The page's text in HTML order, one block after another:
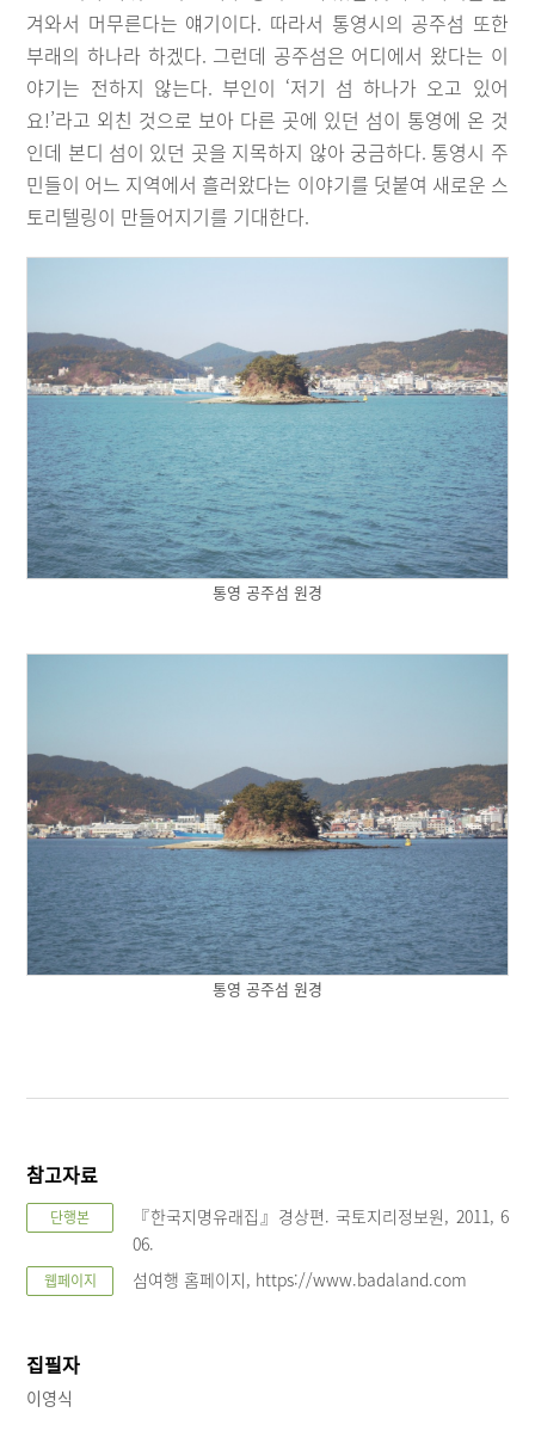
겨와서 머무른다는 얘기이다. 따라서 통영시의 공주섬 또한
부래의 하나라 하겠다. 그런데 공주섬은 어디에서 왔다는 이
야기는 전하지 않는다. 부인이 ‘저기 섬 하나가 오고 있어
요!’라고 외친 것으로 보아 다른 곳에 있던 섬이 통영에 온 것
인데 본디 섬이 있던 곳을 지목하지 않아 궁금하다. 통영시 주
민들이 어느 지역에서 흘러왔다는 이야기를 덧붙여 새로운 스
토리텔링이 만들어지기를 기대한다.
통영 공주섬 원경
통영 공주섬 원경
참고자료
단행본
『한국지명유래집』경상편. 국토지리정보원, 2011, 6
06.
웹페이지 섬여행 홈페이지, https://www.badaland.com
집필자
이영식